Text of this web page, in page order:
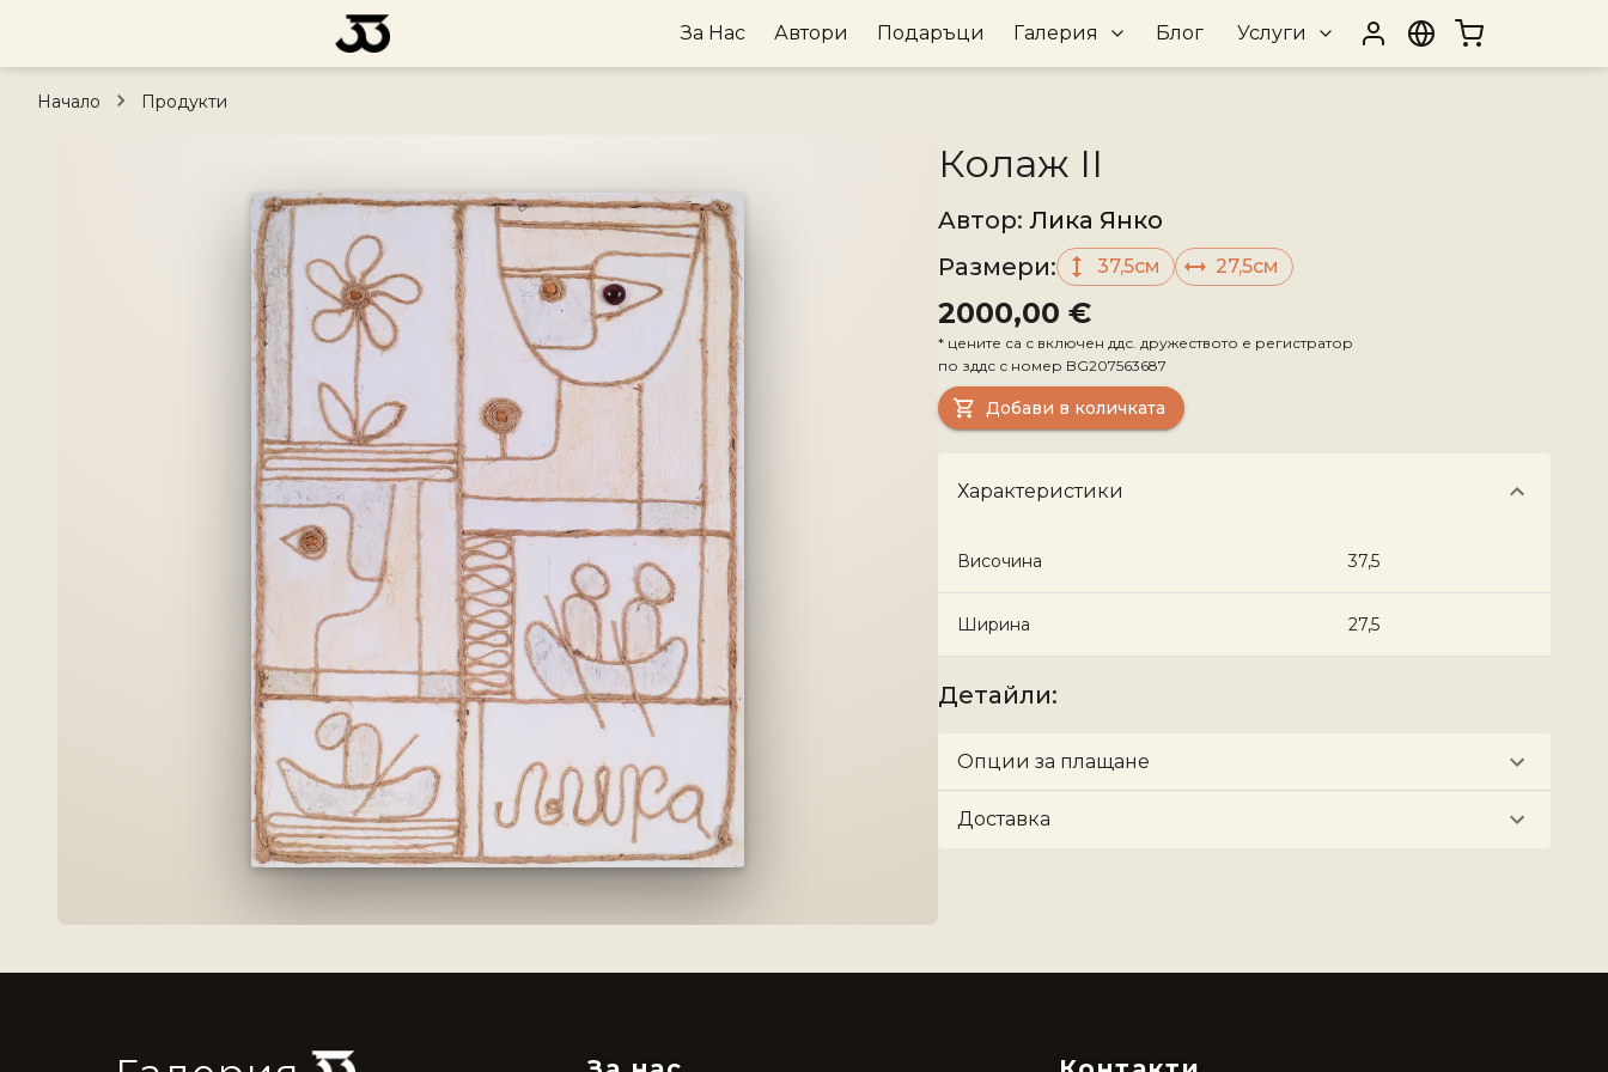
За Нас Автори Подаръци Галерия Блог Услуги
Начало Продукти
Колаж II
Aвтор: Лика Янко
Размери: 37,5см 27,5см
2000,00 €
* цените са с включен ддс. дружеството е регистратор
по зддс с номер BG207563687
Добави в количката
Характеристики
Височина 37,5
Ширина 27,5
Детайли:
Опции за плащане
Доставка